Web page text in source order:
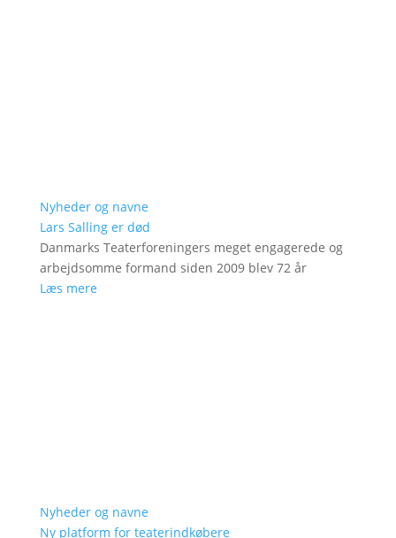
Nyheder og navne
Lars Salling er død
Danmarks Teaterforeningers meget engagerede og
arbejdsomme formand siden 2009 blev 72 år
Læs mere
Nyheder og navne
Ny platform for teaterindkøbere